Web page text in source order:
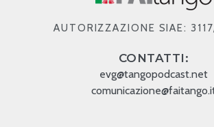
AUTORIZZAZIONE SIAE:
CONTATTI:
evg@tangopodcast.net